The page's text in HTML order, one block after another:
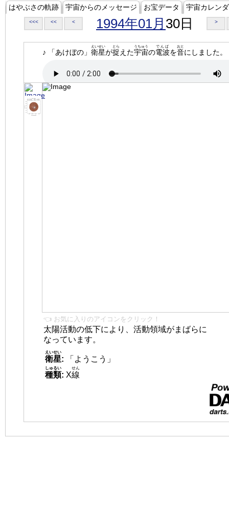
はやぶさの軌跡 宇宙からのメッセージ お宝データ 宇宙カレン
<<< << < 1994年01月 30日 >
♪ 「あけぼの」 衛星
えいせい
が捉
とら
えた宇宙
うちゅう
の電波
でんぱ
を音
おと
にしました。
👈 お気に入りのアイコンをクリック！
太陽活動の低下により、活動領域がまばらに
なっています。
衛星
えいせい
:
「ようこう」
種類
しゅるい
: X線
せん